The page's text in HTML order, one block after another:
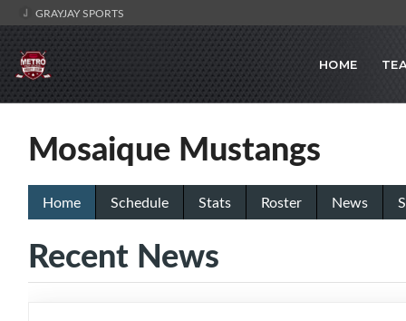
GRAYJAY SPORTS
HOME
Mosaique Mustangs
Home Schedule Stats Roster News
Recent News